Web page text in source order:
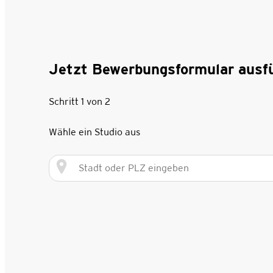
Jetzt Bewerbungsformular
Schritt 1 von 2
Wähle ein Studio aus